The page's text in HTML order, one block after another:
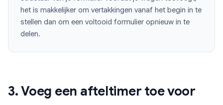
het is makkelijker om vertakkingen vanaf het begin in te
stellen dan om een voltooid formulier opnieuw in te
delen.
3. Voeg een afteltimer toe voor